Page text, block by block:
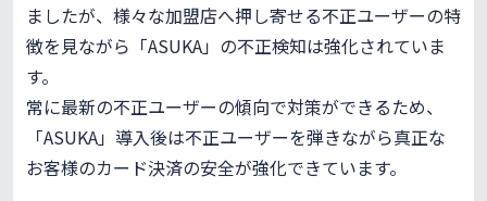
ましたが、様々な加盟店へ押し寄せる不正ユーザーの特
徴を見ながら「ASUKA」の不正検知は強化されていま
す。
常に最新の不正ユーザーの傾向で対策ができるため、
「ASUKA」導入後は不正ユーザーを弾きながら真正な
お客様のカード決済の安全が強化できています。